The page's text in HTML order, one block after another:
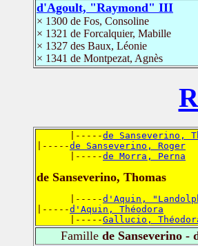
d'Agoult, "Raymond" III
× 1300 de Fos, Consoline
× 1321 de Forcalquier, Mabille
× 1327 des Baux, Léonie
× 1341 de Montpezat, Agnès
      |-----
de Sanseverino,
|-----de Sanseverino, Roger
      |-----
de Morra, Perna
de Sanseverino, Thomas
      |-----
d'Aquin,
|-----d'Aquin, Théodora
      |-----
Gallucio,
Famille de Sanseverino -